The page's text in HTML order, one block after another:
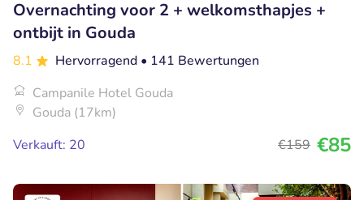
Overnachting voor 2 + welkomsthapjes +
ontbijt in Gouda
8.1 Hervorragend • 141 Bewertungen
Campanile Hotel Gouda
Gouda (17km)
Verkauft: 20
€159 €85